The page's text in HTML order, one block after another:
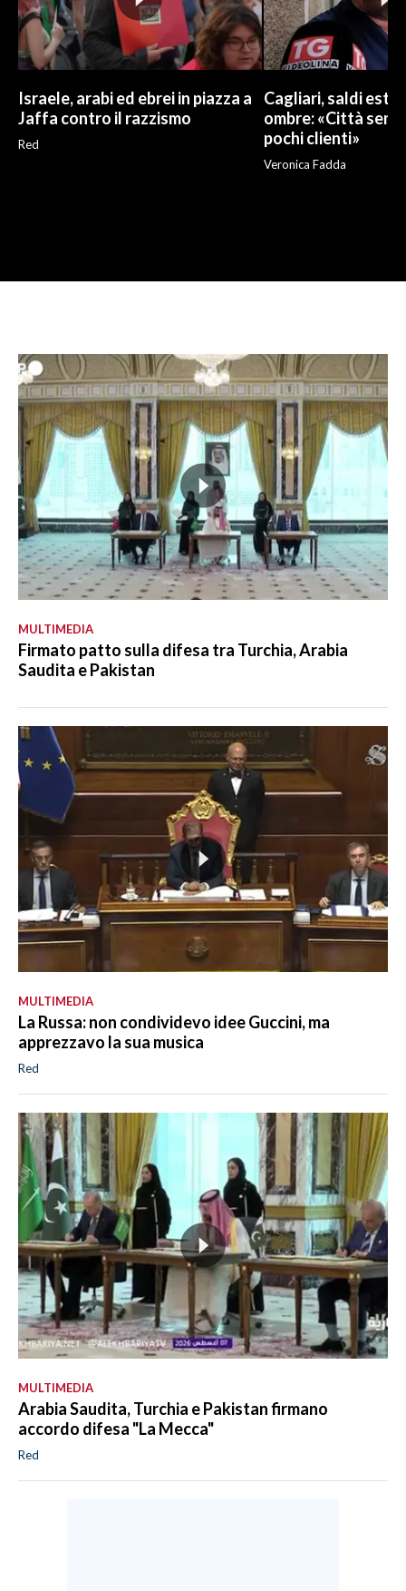
Israele, arabi ed ebrei in piazza a
Jaffa contro il razzismo
Red
Cagliari, saldi
ombre: «Città
pochi clienti»
Veronica Fadda
MULTIMEDIA
Firmato patto sulla difesa tra Turchia, Arabia
Saudita e Pakistan
MULTIMEDIA
La Russa: non condividevo idee Guccini, ma
apprezzavo la sua musica
Red
MULTIMEDIA
Arabia Saudita, Turchia e Pakistan firmano
accordo difesa "La Mecca"
Red